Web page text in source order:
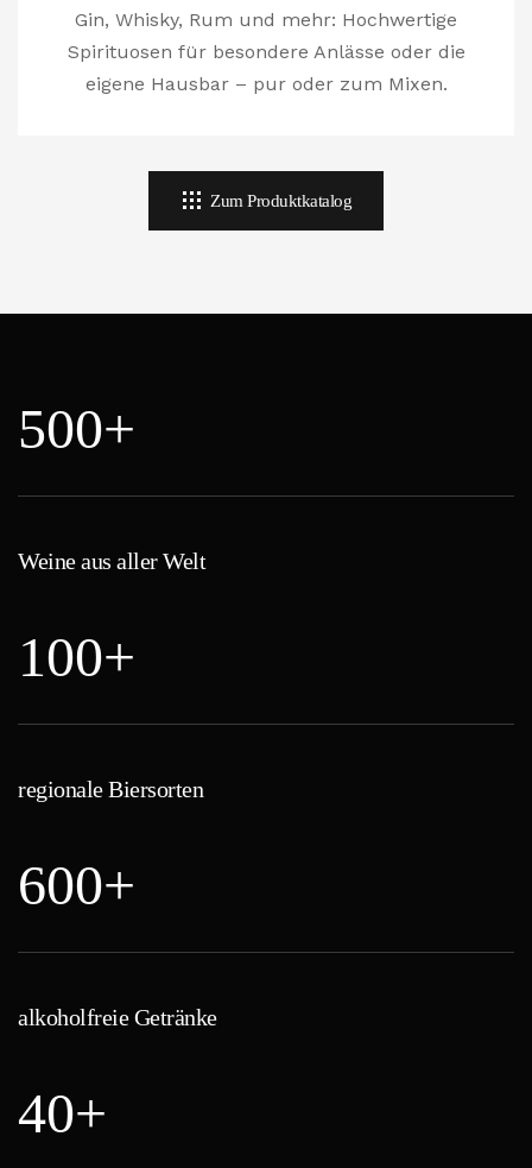
Gin, Whisky, Rum und mehr: Hochwertige
Spirituosen für besondere Anlässe oder die
eigene Hausbar – pur oder zum Mixen.
Zum Produktkatalog
500+
Weine aus aller Welt
100+
regionale Biersorten
600+
alkoholfreie Getränke
40+